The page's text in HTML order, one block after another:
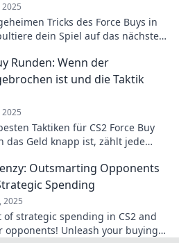
2025
Tricks des Force Buys in
dein Spiel auf das nächste
Runden: Wenn der
ist und die Taktik
2025
Taktiken für CS2 Force Buy
das Geld knapp ist, zählt jede
Outsmarting Opponents
Spending
2025
strategic spending in CS2 and
opponents! Unleash your buying